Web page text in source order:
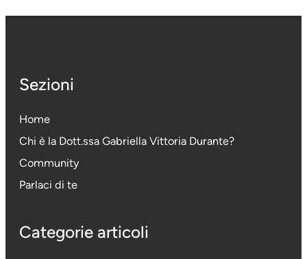
Sezioni
Home
Chi è la Dott.ssa Gabriella Vittoria Durante?
Community
Parlaci di te
Categorie articoli